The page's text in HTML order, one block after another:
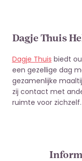
Dagje Thuis
Dagje Thuisbiedt
een gezellige dag
gezamenlijke
zij contact met
ruimte voor zichzelf.